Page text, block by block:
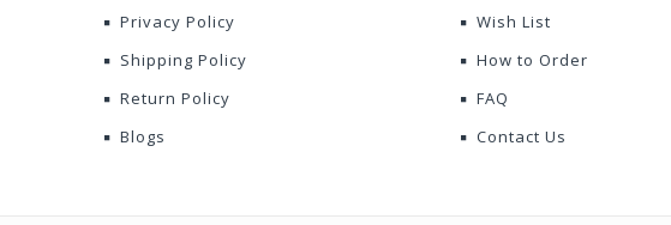
Privacy Policy
Shipping Policy
Return Policy
Blogs
Wish List
How to Order
FAQ
Contact Us